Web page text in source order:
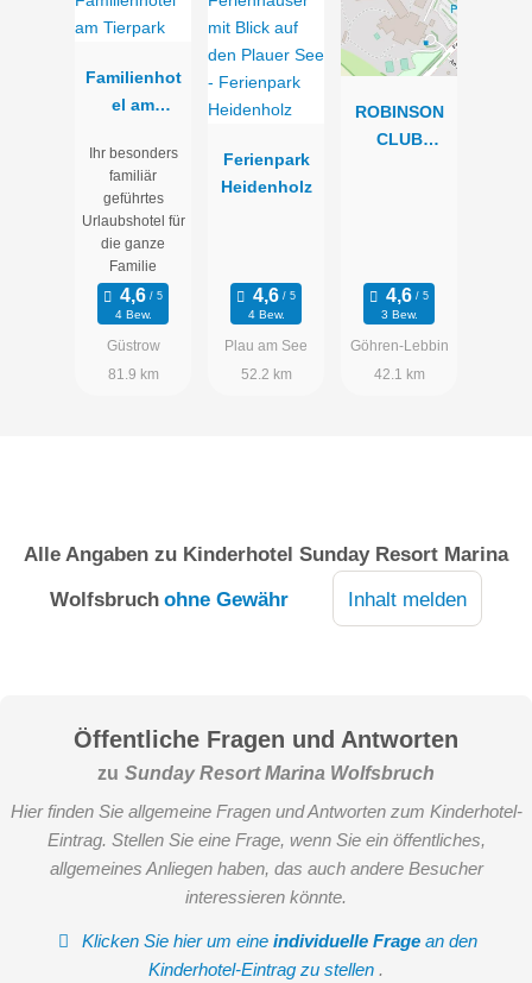
Familienhot
el am
Ihr besonders
familiär
geführtes
Urlaubshotel für
die ganze
Familie
4 Bew.
Güstrow
81.9 km
Ferienpark
Heidenholz
4 Bew.
Plau am See
52.2 km
ROBINSON
CLUB
3 Bew.
Göhren-Lebbin
42.1 km
Alle Angaben zu Kinderhotel Sunday Resort Marina
Wolfsbruch ohne Gewähr Inhalt melden
Öffentliche Fragen und Antworten
zu Sunday Resort Marina Wolfsbruch
Hier finden Sie allgemeine Fragen und Antworten zum Kinderhotel-
Eintrag. Stellen Sie eine Frage, wenn Sie ein öffentliches,
allgemeines Anliegen haben, das auch andere Besucher
interessieren könnte.
Klicken Sie hier um eineindividuelle Frage an den
Kinderhotel-Eintrag zu stellen .